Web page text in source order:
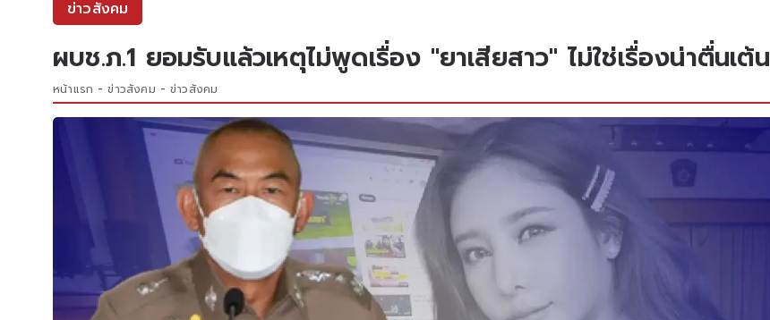
ข่าวสังคม
ผบช.ภ.1 ยอมรับแล้วเหตุไม่พูดเรื่อง "ยาเสียสาว" ไม่ใช่เรื่องน่าตื่นเต้น
หน้าแรก ข่าวสังคม ข่าวสังคม